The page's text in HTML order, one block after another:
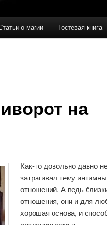
о магии Гостевая книга
на
Как-то довольно давно не
затрагивал тему
отношений. А ведь
отношения, они и для
хорошая основа, и